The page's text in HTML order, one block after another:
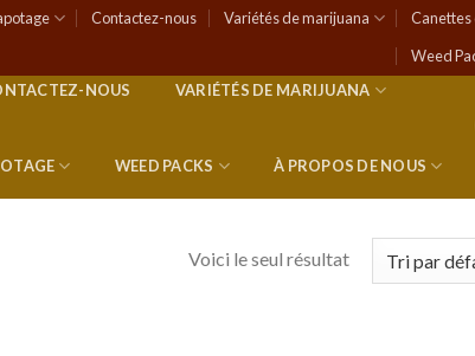
Contactez-nous Variétés de marijuana Canettes
Weed
NOUS VARIÉTÉS DE MARIJUANA
WEED PACKS À PROPOS DE NOUS
Voici le seul résultat